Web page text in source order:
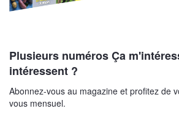
Plusieurs numéros Ça
intéressent ?
Abonnez-vous au magazine et profitez de
vous mensuel.